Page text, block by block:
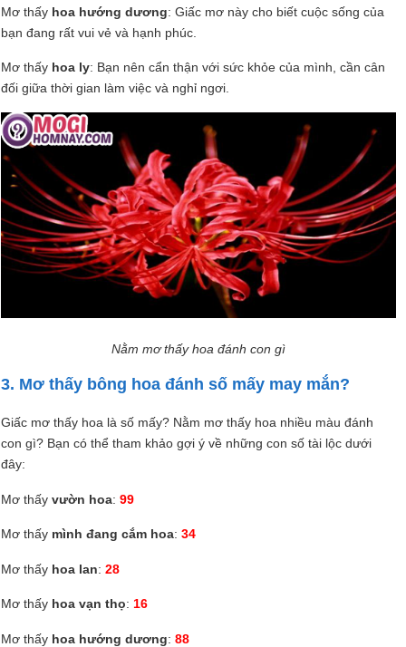
Mơ thấy hoa hướng dương: Giấc mơ này cho biết cuộc sống của
bạn đang rất vui vẻ và hạnh phúc.
Mơ thấy hoa ly: Bạn nên cẩn thận với sức khỏe của mình, cần cân
đối giữa thời gian làm việc và nghỉ ngơi.
Nằm mơ thấy hoa đánh con gì
3. Mơ thấy bông hoa đánh số mấy may mắn?
Giấc mơ thấy hoa là số mấy? Nằm mơ thấy hoa nhiều màu đánh
con gì? Bạn có thể tham khảo gợi ý về những con số tài lộc dưới
đây:
Mơ thấy vườn hoa: 99
Mơ thấy mình đang cắm hoa: 34
Mơ thấy hoa lan: 28
Mơ thấy hoa vạn thọ: 16
Mơ thấy hoa hướng dương: 88